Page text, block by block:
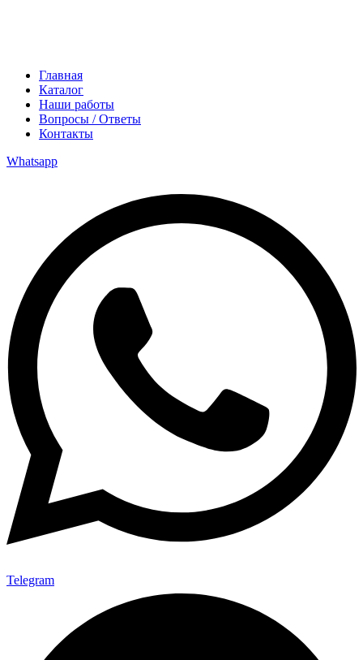
Главная
Каталог
Наши работы
Вопросы / Ответы
Контакты
Whatsapp
Telegram